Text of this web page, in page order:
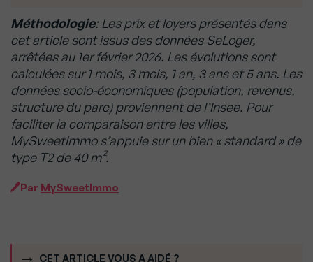
Méthodologie: Les prix et loyers présentés dans
cet article sont issus des données SeLoger,
arrêtées au 1er février 2026. Les évolutions sont
calculées sur 1 mois, 3 mois, 1 an, 3 ans et 5 ans. Les
données socio-économiques (population, revenus,
structure du parc) proviennent de l’Insee. Pour
faciliter la comparaison entre les villes,
MySweetImmo s’appuie sur un bien « standard » de
type T2 de 40 m².
Par MySweetImmo
CET ARTICLE VOUS A AIDÉ ?